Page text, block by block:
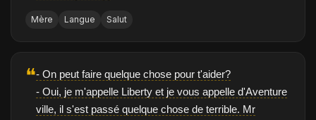
Mère Langue Salut
❝- On peut faire quelque chose pour t'aider?
- Oui, je m'appelle Liberty et je vous appelle d'Aventure
ville, il s'est passé quelque chose de terrible. Mr